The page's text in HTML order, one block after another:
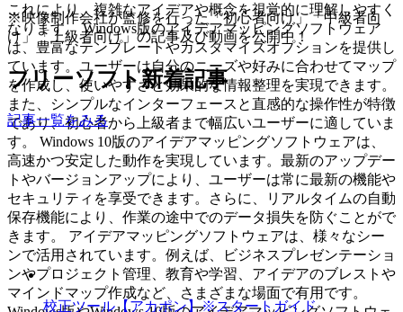
これにより、複雑なアイデアや概念を視覚的に理解しやすく
なります。 Windows版のアイデアマッピングソフトウェア
は、豊富なテンプレートやカスタマイズオプションを提供し
ています。ユーザーは自分のニーズや好みに合わせてマップ
を作成し、使いやすさと効果的な情報整理を実現できます。
また、シンプルなインターフェースと直感的な操作性が特徴
であり、初心者から上級者まで幅広いユーザーに適していま
す。 Windows 10版のアイデアマッピングソフトウェアは、
高速かつ安定した動作を実現しています。最新のアップデー
トやバージョンアップにより、ユーザーは常に最新の機能や
セキュリティを享受できます。さらに、リアルタイムの自動
保存機能により、作業の途中でのデータ損失を防ぐことがで
きます。 アイデアマッピングソフトウェアは、様々なシー
ンで活用されています。例えば、ビジネスプレゼンテーショ
ンやプロジェクト管理、教育や学習、アイデアのブレストや
マインドマップ作成など、さまざまな場面で有用です。
※映像制作会社が監修を行った「初心者向け」「中級者向
け」「上級者向け」の記事及び動画を公開中！
フリーソフト新着記事
記事一覧をみる
校正ツール【アカポン】※スタートガイド